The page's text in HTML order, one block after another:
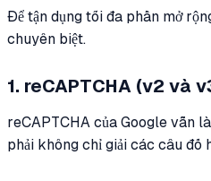
Để tận dụng tối đa phần mở
chuyên biệt.
1. reCAPTCHA (v2 và
reCAPTCHA của Google vẫn
phải không chỉ giải các câu đố